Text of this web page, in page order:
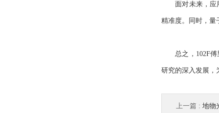
面对未来，应用
精准度。同时，量
总之，102F傅里
研究的深入发展，
上一篇 : 地物